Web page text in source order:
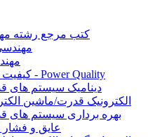
کتب مرجع رشته
کیفیت توان - Power Quality
دینامیک سیستم های
الکترونیک قدرت/ماشین
بهره برداری سیستم های
عایق و